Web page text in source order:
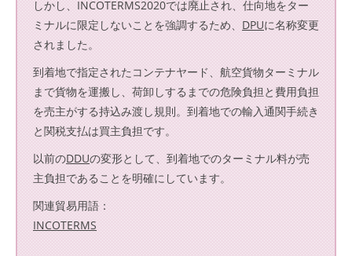
しかし、INCOTERMS2020では廃止され、仕向地をター
ミナルに限定しないことを強調するため、 DPUに名称変更
されました。
到着地で指定されたコンテナヤード、航空貨物ターミナル
まで貨物を運搬し、荷卸しするまでの危険負担と費用負担
を売主がする持込み渡し規則。到着地での輸入通関手続き
と関税支払は買主負担です。
以前のDDUの変形として、到着地でのターミナル料が売
主負担であることを明確にしています。
関連貿易用語：
INCOTERMS